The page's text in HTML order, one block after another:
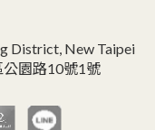
District, New Taipei
公園路10號1號